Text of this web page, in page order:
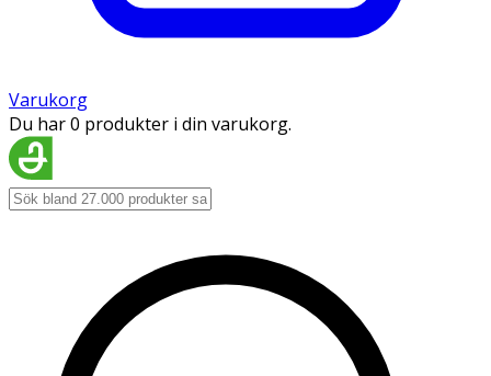
Varukorg
Du har 0 produkter i din varukorg.